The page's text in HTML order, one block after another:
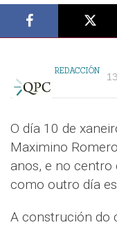
REDACCIÓN
O día 10 de
Maximino
anos, e no
como outro día
A construción do